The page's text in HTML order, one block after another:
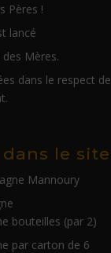
Pères !
lancé
Mères.
dans le respect de
le site
Mannoury
bouteilles (par 2)
par carton de 6